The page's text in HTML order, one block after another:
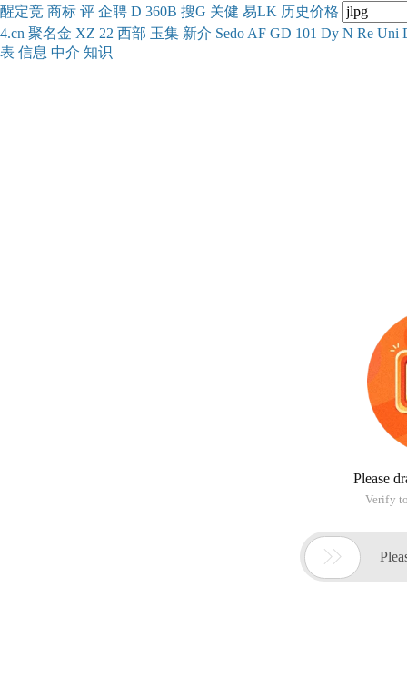
醒定竞 商标 评 企聘 D 360B 搜G 关健 易LK 历史价格
4.cn 聚名金 XZ 22 西部 玉集 新介 Sedo AF GD 101 Dy N Re Uni
表 信息 中介 知识